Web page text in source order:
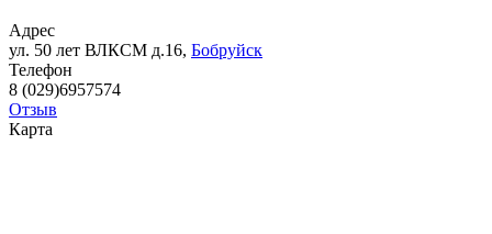
Адрес
ул. 50 лет ВЛКСМ д.16, Бобруйск
Телефон
8 (029)6957574
Отзыв
Карта